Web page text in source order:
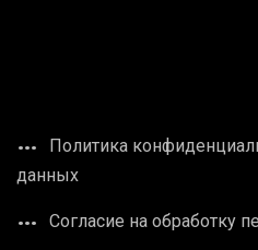
Политика
данных
Согласие на обработку